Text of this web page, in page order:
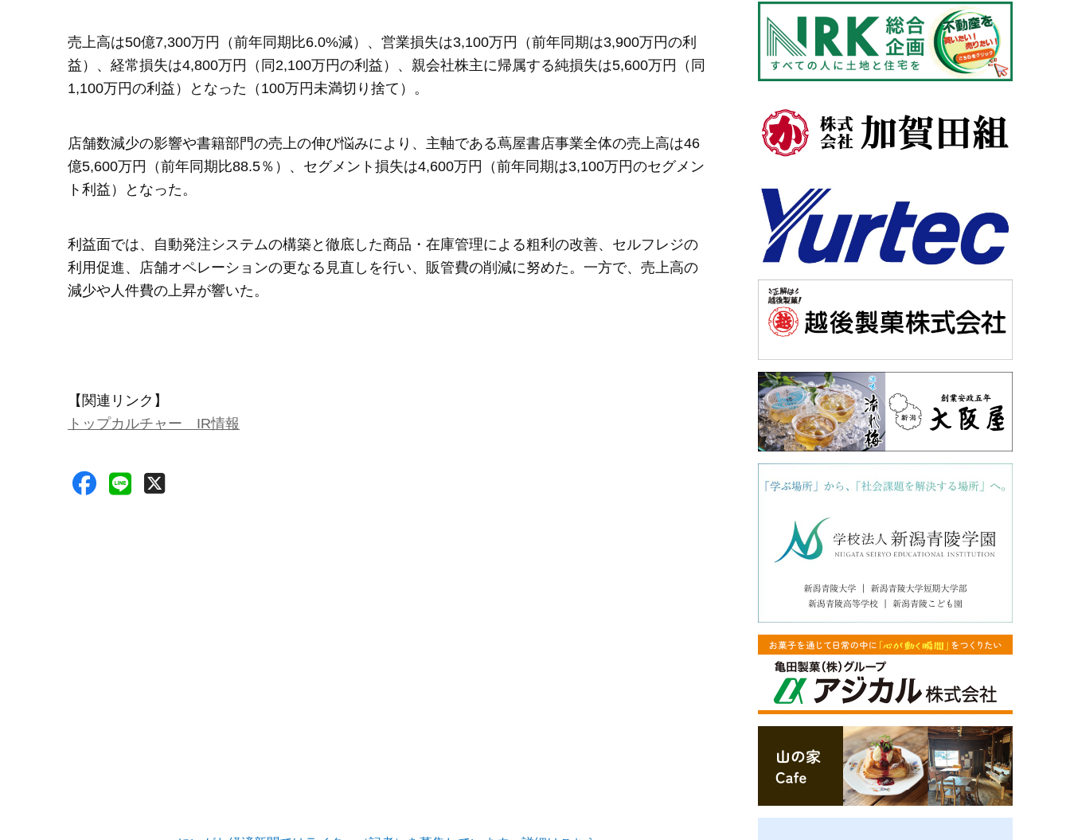
売上高は50億7,300万円（前年同期比6.0%減）、営業損失は3,100万円（前年同期は3,900万円の利
益）、経常損失は4,800万円（同2,100万円の利益）、親会社株主に帰属する純損失は5,600万円（同
1,100万円の利益）となった（100万円未満切り捨て）。
店舗数減少の影響や書籍部門の売上の伸び悩みにより、主軸である蔦屋書店事業全体の売上高は46
億5,600万円（前年同期比88.5％）、セグメント損失は4,600万円（前年同期は3,100万円のセグメン
ト利益）となった。
利益面では、自動発注システムの構築と徹底した商品・在庫管理による粗利の改善、セルフレジの
利用促進、店舗オペレーションの更なる見直しを行い、販管費の削減に努めた。一方で、売上高の
減少や人件費の上昇が響いた。
【関連リンク】
トップカルチャー IR情報